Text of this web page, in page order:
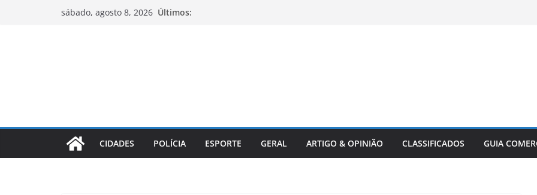
sábado, agosto 8, 2026 Últimos:
CIDADES POLÍCIA ESPORTE GERAL ARTIGO & OPINIÃO CLASSIFICADOS GUIA